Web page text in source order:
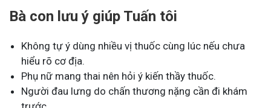
Bà con lưu ý giúp Tuấn tôi
Không tự ý dùng nhiều vị thuốc cùng lúc nếu chưa
hiểu rõ cơ địa.
Phụ nữ mang thai nên hỏi ý kiến thầy thuốc.
Người đau lưng do chấn thương nặng cần đi khám